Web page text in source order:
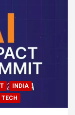
INDIA
TECH